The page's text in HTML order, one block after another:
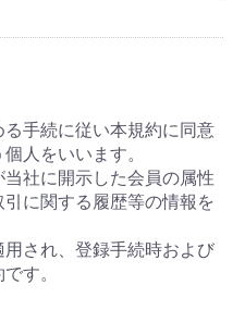
手続に従い本規約に同意
人をいいます。
社に開示した会員の属性
に関する履歴等の情報を
され、登録手続時および
す。